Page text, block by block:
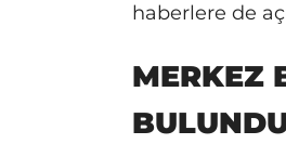
haberlere de
MERKEZ